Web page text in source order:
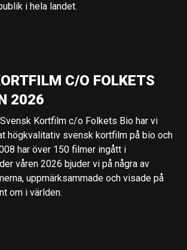
i hela landet.
C/O FOLKETS
2026
Kortfilm c/o Folkets Bio har vi
högkvalitativ svensk kortfilm på bio och
har över 150 filmer ingått i
våren 2026 bjuder vi på några av
uppmärksammade och visade på
om i världen.